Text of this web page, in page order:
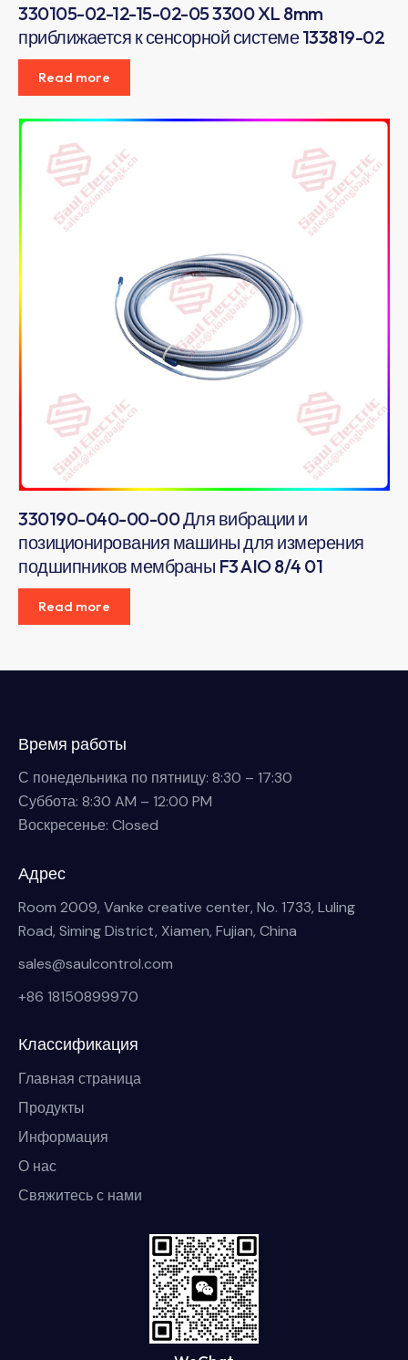
330105-02-12-15-02-05 3300 XL 8mm
приближается к сенсорной системе 133819-02
Read more
330190-040-00-00 Для вибрации и
позиционирования машины для измерения
подшипников мембраны F3 AIO 8/4 01
Read more
Время работы
С понедельника по пятницу: 8:30 – 17:30
Суббота: 8:30 AM – 12:00 PM
Воскресенье: Closed
Адрес
Room 2009, Vanke creative center, No. 1733, Luling
Road, Siming District, Xiamen, Fujian, China
sales@saulcontrol.com
+86 18150899970
Классификация
Главная страница
Продукты
Информация
О нас
Свяжитесь с нами